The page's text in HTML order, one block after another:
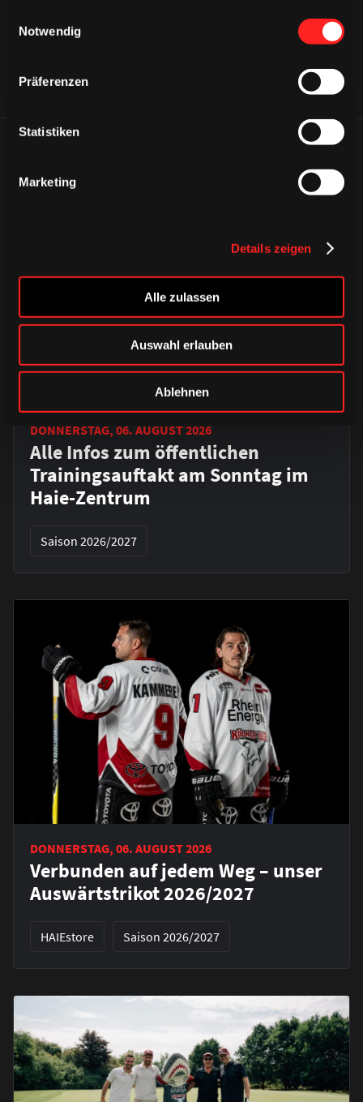
Notwendig
Präferenzen
Statistiken
Marketing
Details zeigen
Alle zulassen
Auswahl erlauben
Ablehnen
DONNERSTAG, 06. AUGUST 2026
Alle Infos zum öffentlichen
Trainingsauftakt am Sonntag im
Haie-Zentrum
Saison 2026/2027
DONNERSTAG, 06. AUGUST 2026
Verbunden auf jedem Weg – unser
Auswärtstrikot 2026/2027
HAIEstore Saison 2026/2027